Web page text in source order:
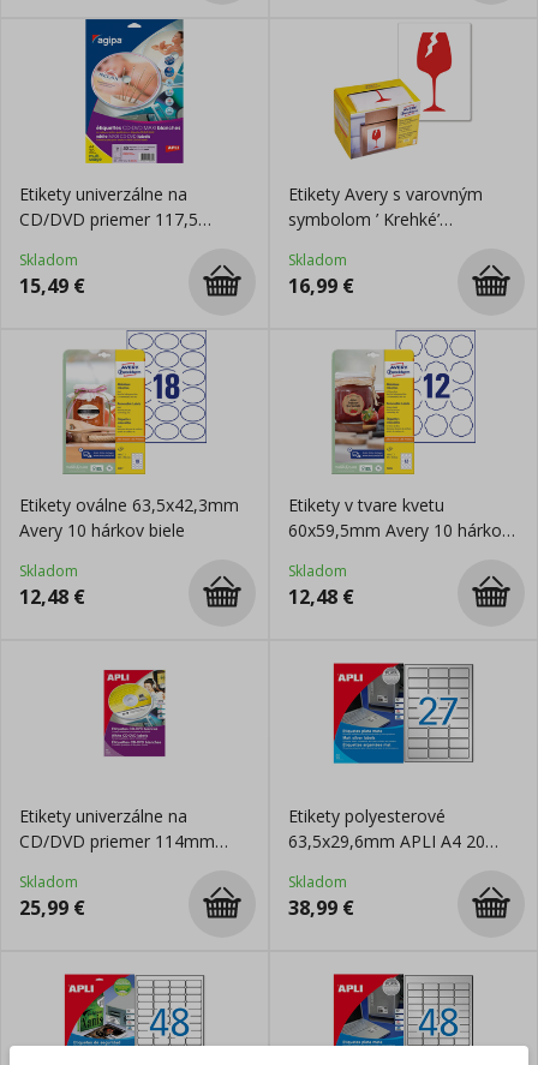
Etikety univerzálne na
CD/DVD priemer 117,5
Skladom
15,49 €
Etikety Avery s varovným
symbolom ’ Krehké’
Skladom
16,99 €
Etikety oválne 63,5x42,3mm
Avery 10 hárkov biele
Skladom
12,48 €
Etikety v tvare kvetu
60x59,5mm Avery 10 hárkov
Skladom
12,48 €
Etikety univerzálne na
CD/DVD priemer 114mm
Skladom
25,99 €
Etikety polyesterové
63,5x29,6mm APLI A4 20
Skladom
38,99 €